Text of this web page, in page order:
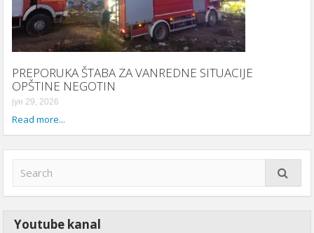
PREPORUKA ŠTABA ZA VANREDNE SITUACIJE
OPŠTINE NEGOTIN
јун 29, 2026
Read more...
Youtube kanal